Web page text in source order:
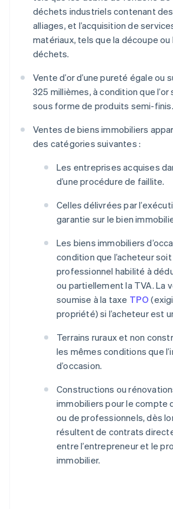
déchets industriels contenant
alliages, et l’acquisition de
matériaux, tels que la découpe
déchets.
Vente d’or d’une pureté égale ou
325 millièmes, à condition que
sous forme de produits semi-finis.
Ventes de biens immobiliers
des catégories suivantes :
Les entreprises acquises
d’une procédure de faillite.
Celles délivrées par
garantie sur le bien
Les biens immobiliers
condition que l’acheteur soit
professionnel habilité à
ou partiellement la TVA. La
soumise à la taxe TPO
propriété) si l’acheteur est
Terrains ruraux et non
les mêmes conditions que
d’occasion.
Constructions ou
immobiliers pour le compte
ou de professionnels, dès
résultent de contrats
entre l’entrepreneur et le
immobilier.